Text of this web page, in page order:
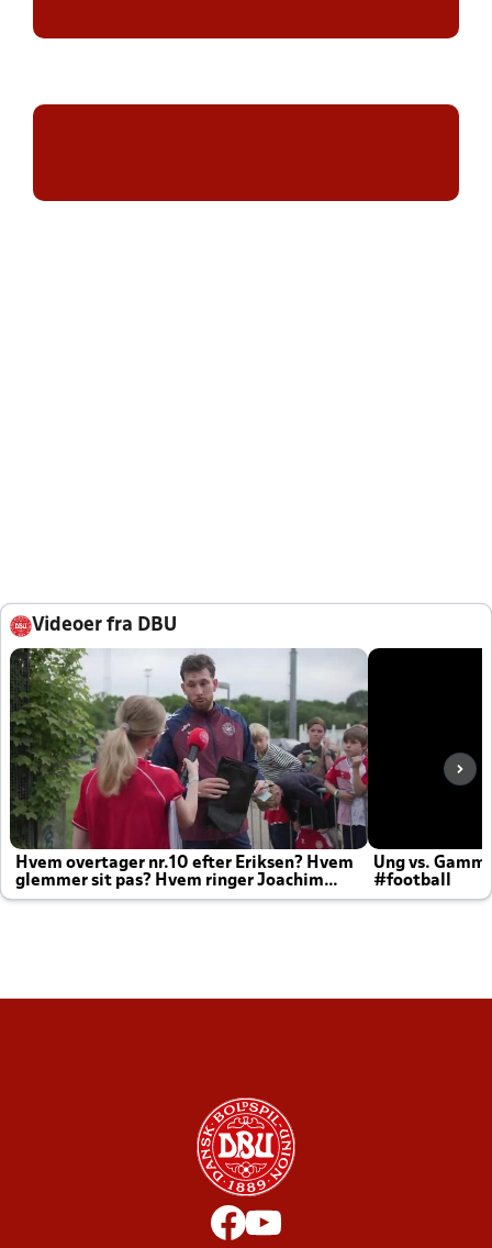
Videoer fra DBU
Hvem overtager nr.10 efter Eriksen? Hvem
glemmer sit pas? Hvem ringer Joachim
altid til efter kampe?
Ung vs.
#football